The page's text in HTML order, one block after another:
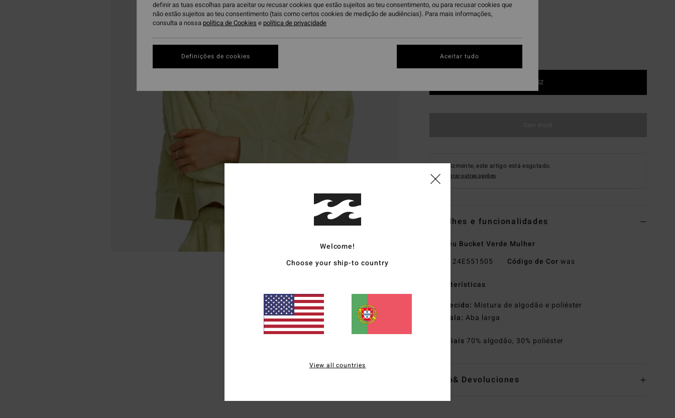
1SZ
Infelizmente, este artigo está esgotado.
Comprar outras opções
Detalhes e funcionalidades
Chapéu Bucket Verde Mulher
24E551505 Código de Cor was
Características
Tecido: Mistura de algodão e poliéster
Pala: Aba larga
Materiais 70% algodão, 30% poliéster
Envio& Devoluciones
Welcome!
Choose your ship-to country
View all countries
definir as tuas escolhas para aceitar ou recusar cookies que estão sujeitos ao teu consentimento, ou para recusar cookies que
não estão sujeitos ao teu consentimento (tais como certos cookies de medição de audiências). Para mais informações,
consulta a nossa política de Cookies e política de privacidade
Definições de cookies Aceitar tudo